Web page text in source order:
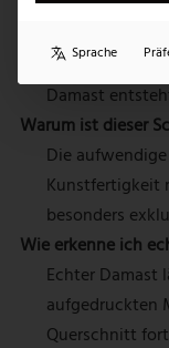
regelmäßig
Nein, manche
Damast
Warum ist dieser
Die
Kunstfertigkeit
besonders
Wie erkenne ich
Echter Damast
aufgedruckten
Querschnitt
Sprache